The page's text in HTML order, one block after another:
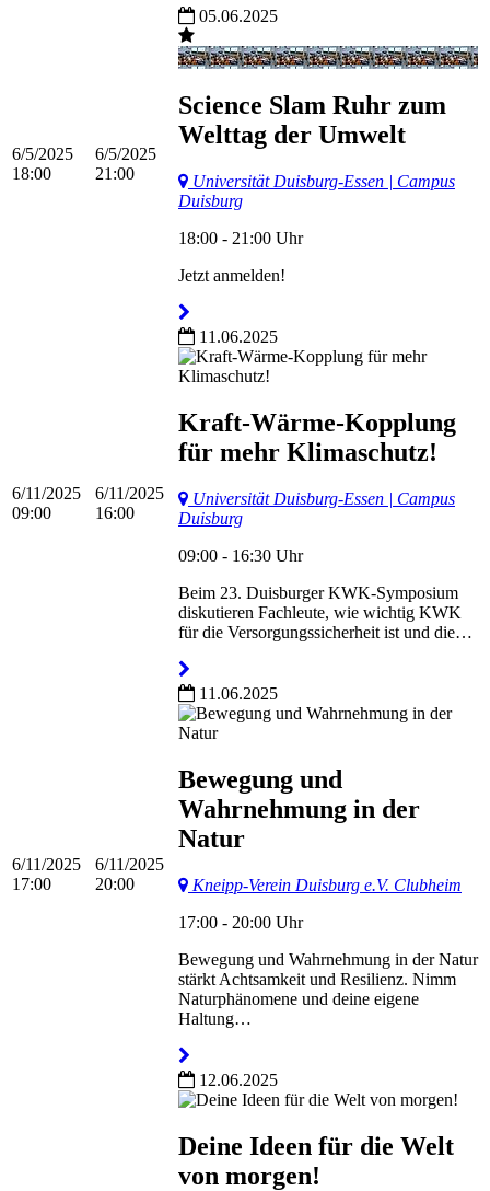
6/5/2025
18:00
6/5/2025
21:00
05.06.2025
Science Slam Ruhr zum
Welttag der Umwelt
Universität Duisburg-Essen | Campus
Duisburg
18:00 - 21:00 Uhr
Jetzt anmelden!
6/11/2025
09:00
6/11/2025
16:00
11.06.2025
Kraft-Wärme-Kopplung
für mehr Klimaschutz!
Universität Duisburg-Essen | Campus
Duisburg
09:00 - 16:30 Uhr
Beim 23. Duisburger KWK-Symposium
diskutieren Fachleute, wie wichtig KWK
für die Versorgungssicherheit ist und die…
6/11/2025
17:00
6/11/2025
20:00
11.06.2025
Bewegung und
Wahrnehmung in der
Natur
Kneipp-Verein Duisburg e.V. Clubheim
17:00 - 20:00 Uhr
Bewegung und Wahrnehmung in der Natur
stärkt Achtsamkeit und Resilienz. Nimm
Naturphänomene und deine eigene
Haltung…
12.06.2025
Deine Ideen für die Welt
von morgen!